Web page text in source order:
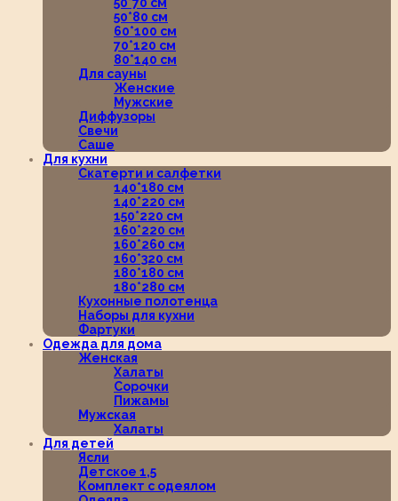
50*80 см
60*100 см
70*120 см
80*140 см
Для сауны
Женские
Мужские
Диффузоры
Свечи
Саше
Для кухни
Скатерти и салфетки
140*180 см
140*220 см
150*220 см
160*220 см
160*260 см
160*320 см
180*180 см
180*280 см
Кухонные полотенца
Наборы для кухни
Фартуки
Одежда для дома
Женская
Халаты
Сорочки
Пижамы
Мужская
Халаты
Для детей
Ясли
Детское 1,5
Комплект с одеялом